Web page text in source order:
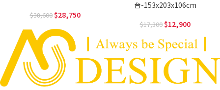
38,600 28,750
台-153x203x106cm
17,300 12,900